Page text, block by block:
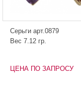
Серьги арт.0879
Вес 7.12 гр.
ЦЕНА ПО ЗАПРОСУ